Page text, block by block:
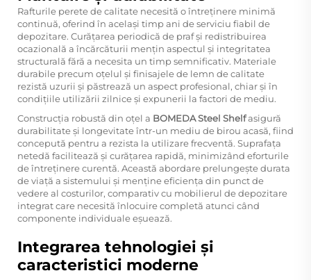
Rafturile perete de calitate necesită o întreținere minimă
continuă, oferind în același timp ani de serviciu fiabil de
depozitare. Curățarea periodică de praf și redistribuirea
ocazională a încărcăturii mențin aspectul și integritatea
structurală fără a necesita un timp semnificativ. Materiale
durabile precum oțelul și finisajele de lemn de calitate
rezistă uzurii și păstrează un aspect profesional, chiar și în
condițiile utilizării zilnice și expunerii la factori de mediu.
Construcția robustă din oțel a BOMEDA Steel Shelfasigură
durabilitate și longevitate într-un mediu de birou acasă, fiind
concepută pentru a rezista la utilizare frecventă. Suprafața
netedă facilitează și curățarea rapidă, minimizând eforturile
de întreținere curentă. Această abordare prelungește durata
de viață a sistemului și menține eficiența din punct de
vedere al costurilor, comparativ cu mobilierul de depozitare
integrat care necesită înlocuire completă atunci când
componente individuale eșuează.
Integrarea tehnologiei și
caracteristici moderne